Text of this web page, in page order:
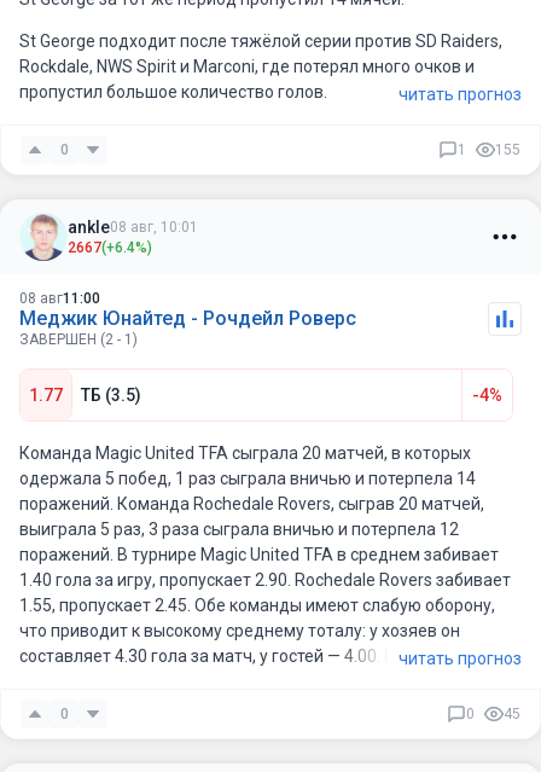
St George подходит после тяжёлой серии против SD Raiders,
Rockdale, NWS Spirit и Marconi, где потерял много очков и
пропустил большое количество голов.
читать прогноз
0 1 155
ankle08 авг, 10:01
2667(+6.4%)
08 авг11:00
Меджик Юнайтед - Рочдейл Роверс
ЗАВЕРШЕН (2 - 1)
1.77 ТБ (3.5) -4%
Команда Magic United TFA сыграла 20 матчей, в которых
одержала 5 побед, 1 раз сыграла вничью и потерпела 14
поражений. Команда Rochedale Rovers, сыграв 20 матчей,
выиграла 5 раз, 3 раза сыграла вничью и потерпела 12
поражений. В турнире Magic United TFA в среднем забивает
1.40 гола за игру, пропускает 2.90. Rochedale Rovers забивает
1.55, пропускает 2.45. Обе команды имеют слабую оборону,
что приводит к высокому среднему тоталу: у хозяев он
составляет 4.30 гола за матч, у гостей — 4.00. В последних 5
Rochedale Rovers — 4 из 5. Очные встречи также стабильно
читать прогноз
0 0 45